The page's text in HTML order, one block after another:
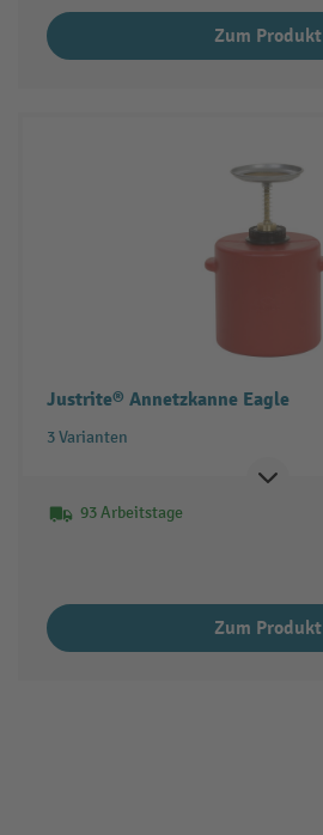
Zum Produkt
Justrite® Annetzkanne Eagle
3 Varianten
93 Arbeitstage
Zum Produkt